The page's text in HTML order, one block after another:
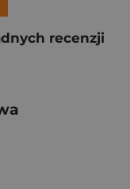
recenzji